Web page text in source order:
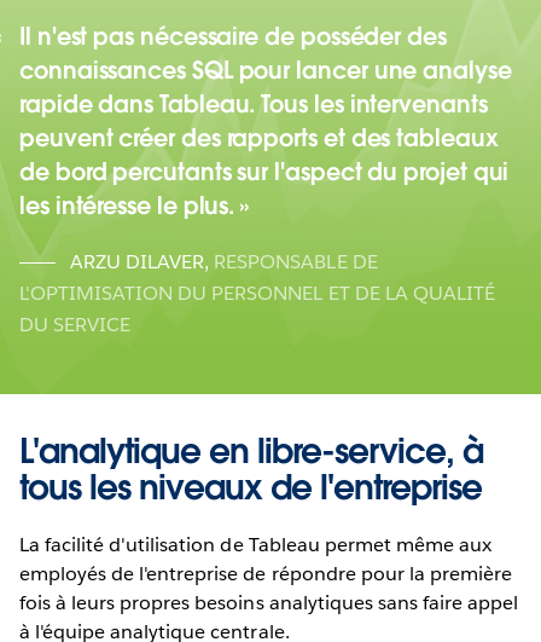
Il n'est pas nécessaire de posséder des
connaissances SQL pour lancer une analyse
rapide dans Tableau. Tous les intervenants
peuvent créer des rapports et des tableaux
de bord percutants sur l'aspect du projet qui
les intéresse le plus.
ARZU DILAVER, RESPONSABLE DE
L'OPTIMISATION DU PERSONNEL ET DE LA QUALITÉ
DU SERVICE
L'analytique en libre-service, à
tous les niveaux de l'entreprise
La facilité d'utilisation de Tableau permet même aux
employés de l'entreprise de répondre pour la première
fois à leurs propres besoins analytiques sans faire appel
à l'équipe analytique centrale.